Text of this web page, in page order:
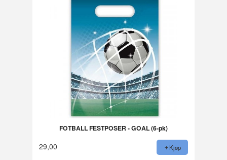
FOTBALL FESTPOSER - GOAL (6-pk)
29,00 Kjøp